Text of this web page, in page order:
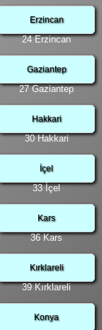
Erzincan
24 Erzincan
Gaziantep
27 Gaziantep
Hakkari
30 Hakkari
İçel
33 İçel
Kars
36 Kars
Kırklareli
39 Kırklareli
Konya